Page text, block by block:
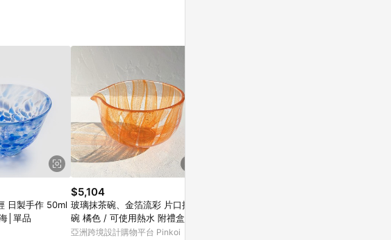
下載 Pinkoi APP 並完成訂單，不
日製手作 50ml
│單品
$5,104
玻璃抹茶碗、金箔流彩 片口抹茶
碗 橘色 / 可使用熱水 附禮盒
亞洲跨境設計購物平台 Pinkoi